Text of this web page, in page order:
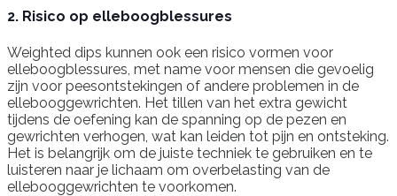
2. Risico op elleboogblessures
Weighted dips kunnen ook een risico vormen voor
elleboogblessures, met name voor mensen die gevoelig
zijn voor peesontstekingen of andere problemen in de
ellebooggewrichten. Het tillen van het extra gewicht
tijdens de oefening kan de spanning op de pezen en
gewrichten verhogen, wat kan leiden tot pijn en ontsteking.
Het is belangrijk om de juiste techniek te gebruiken en te
luisteren naar je lichaam om overbelasting van de
ellebooggewrichten te voorkomen.